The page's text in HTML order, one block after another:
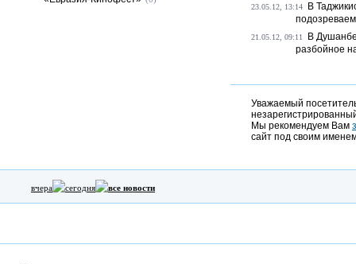
23.05.12, 13:14
В
21.05.12, 09:11
В
разбойное
Уважаемый
Мы рекомендуем Вам
сайт под своим
вчера сегодня все новости